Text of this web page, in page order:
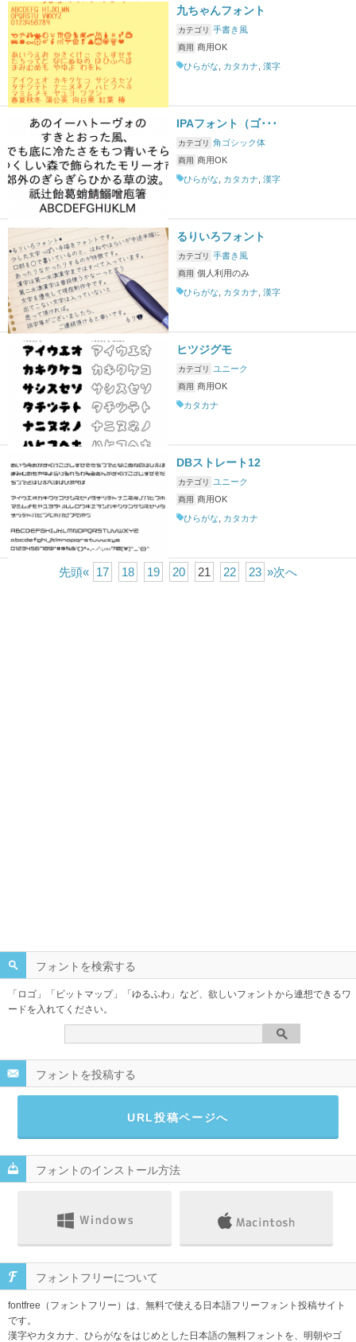
九ちゃんフォント
カテゴリ 手書き風
商用 商用OK
ひらがな
カタカナ 漢字
IPAフォント（ゴ･･･
カテゴリ 角ゴシック体
商用 商用OK
ひらがな
カタカナ 漢字
るりいろフォント
カテゴリ 手書き風
商用 個人利用のみ
ひらがな
カタカナ 漢字
ヒツジグモ
カテゴリ ユニーク
商用 商用OK
カタカナ
DBストレート12
カテゴリ ユニーク
商用 商用OK
ひらがな
カタカナ
先頭« 17 18 19 20 21 22 23 »次へ
フォントを検索する
「ロゴ」「ビットマップ」「ゆるふわ」など、欲しいフォントから連想できるワ
ードを入れてください。
フォントを投稿する
URL投稿ページへ
フォントのインストール方法
フォントフリーについて
fontfree（フォントフリー）は、無料で使える日本語フリーフォント投稿サイト
です。
漢字やカタカナ、ひらがなをはじめとした日本語の無料フォントを、明朝やゴ